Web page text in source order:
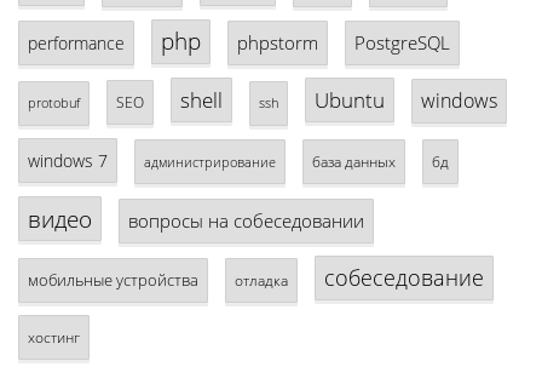
performance php phpstorm PostgreSQL
protobuf SEO shell ssh Ubuntu windows
windows 7 администрирование база данных бд
видео вопросы на собеседовании
мобильные устройства отладка собеседование
хостинг